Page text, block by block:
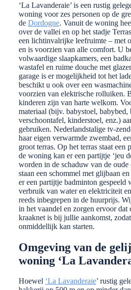
‘La Lavanderaie’ is een rustig
woning voor zes personen op de
de Dordogne. Vanuit de woning
over de vallei en op het stadje
een lichtinvalrijke leefruimte – met
en is voorzien van alle comfort. U
volwaardige slaapkamers, een
wastafel en ruime douche met
garage is er mogelijkheid tot het
beschikt u ook over een
voorzien van elektrische rolluiken.
kinderen zijn van harte welkom.
materiaal (bijv. babystoel, babybed,
verschoontafel, kinderstoel, enz.)
gebruiken. Nederlandstalige tv-
haar eigen verwarmde zwembad,
groot terras. Op het terras staat een
de woning kan er een partijtje ‘jeu
worden in de schaduw van de
staan een schommel met glijbaan
er een partijtje badminton gespeeld
verbruik van water en elektriciteit
reeds inbegrepen in de huurprijs.
in het vaandel en zorgen ervoor
kraaknet is bij jullie aankomst,
onmiddellijk kan starten.
Omgeving van de
woning ‘La
Hoewel ‘La Lavanderaie’ rustig